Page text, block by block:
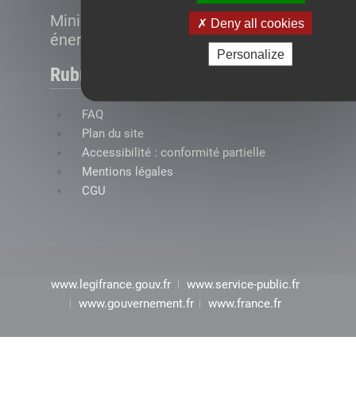
Deny all cookies
Personalize
Ministère de la Transition
énergétique
Rubriques
FAQ
Plan du site
Accessibilité : conformité partielle
Mentions légales
CGU
www.legifrance.gouv.fr
www.service-public.fr
www.gouvernement.fr
www.france.fr